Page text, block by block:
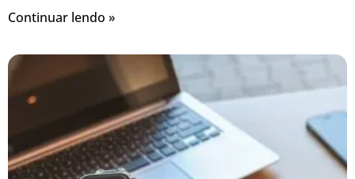
Continuar lendo »